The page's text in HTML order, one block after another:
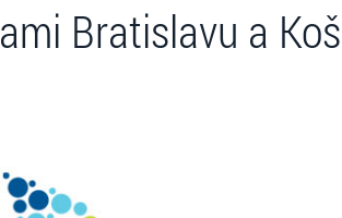
Bratislavu a